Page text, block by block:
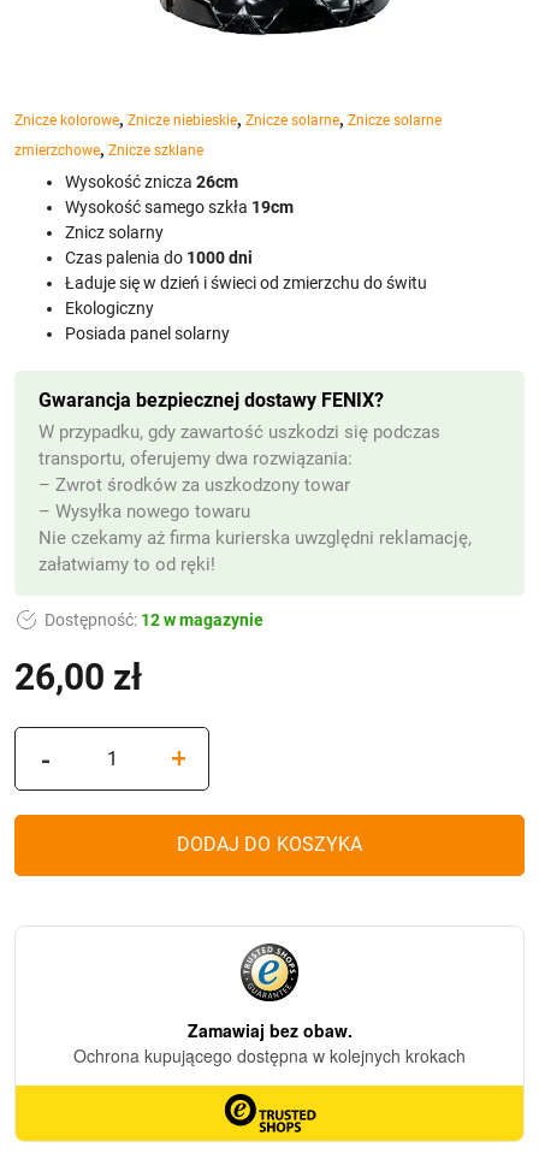
Znicze kolorowe, Znicze niebieskie, Znicze solarne, Znicze solarne
zmierzchowe, Znicze szklane
26,00 zł
Wysokość znicza 26cm
Wysokość samego szkła 19cm
Znicz solarny
Czas palenia do 1000 dni
Ładuje się w dzień i świeci od zmierzchu do świtu
Ekologiczny
Posiada panel solarny
Dostępność: 12 w magazynie
Gwarancja bezpiecznej dostawy FENIX?
W przypadku, gdy zawartość uszkodzi się podczas
transportu, oferujemy dwa rozwiązania:
– Zwrot środków za uszkodzony towar
– Wysyłka nowego towaru
Nie czekamy aż firma kurierska uwzględni reklamację,
załatwiamy to od ręki!
-
Znicz
Niebieski
+
DODAJ DO KOSZYKA